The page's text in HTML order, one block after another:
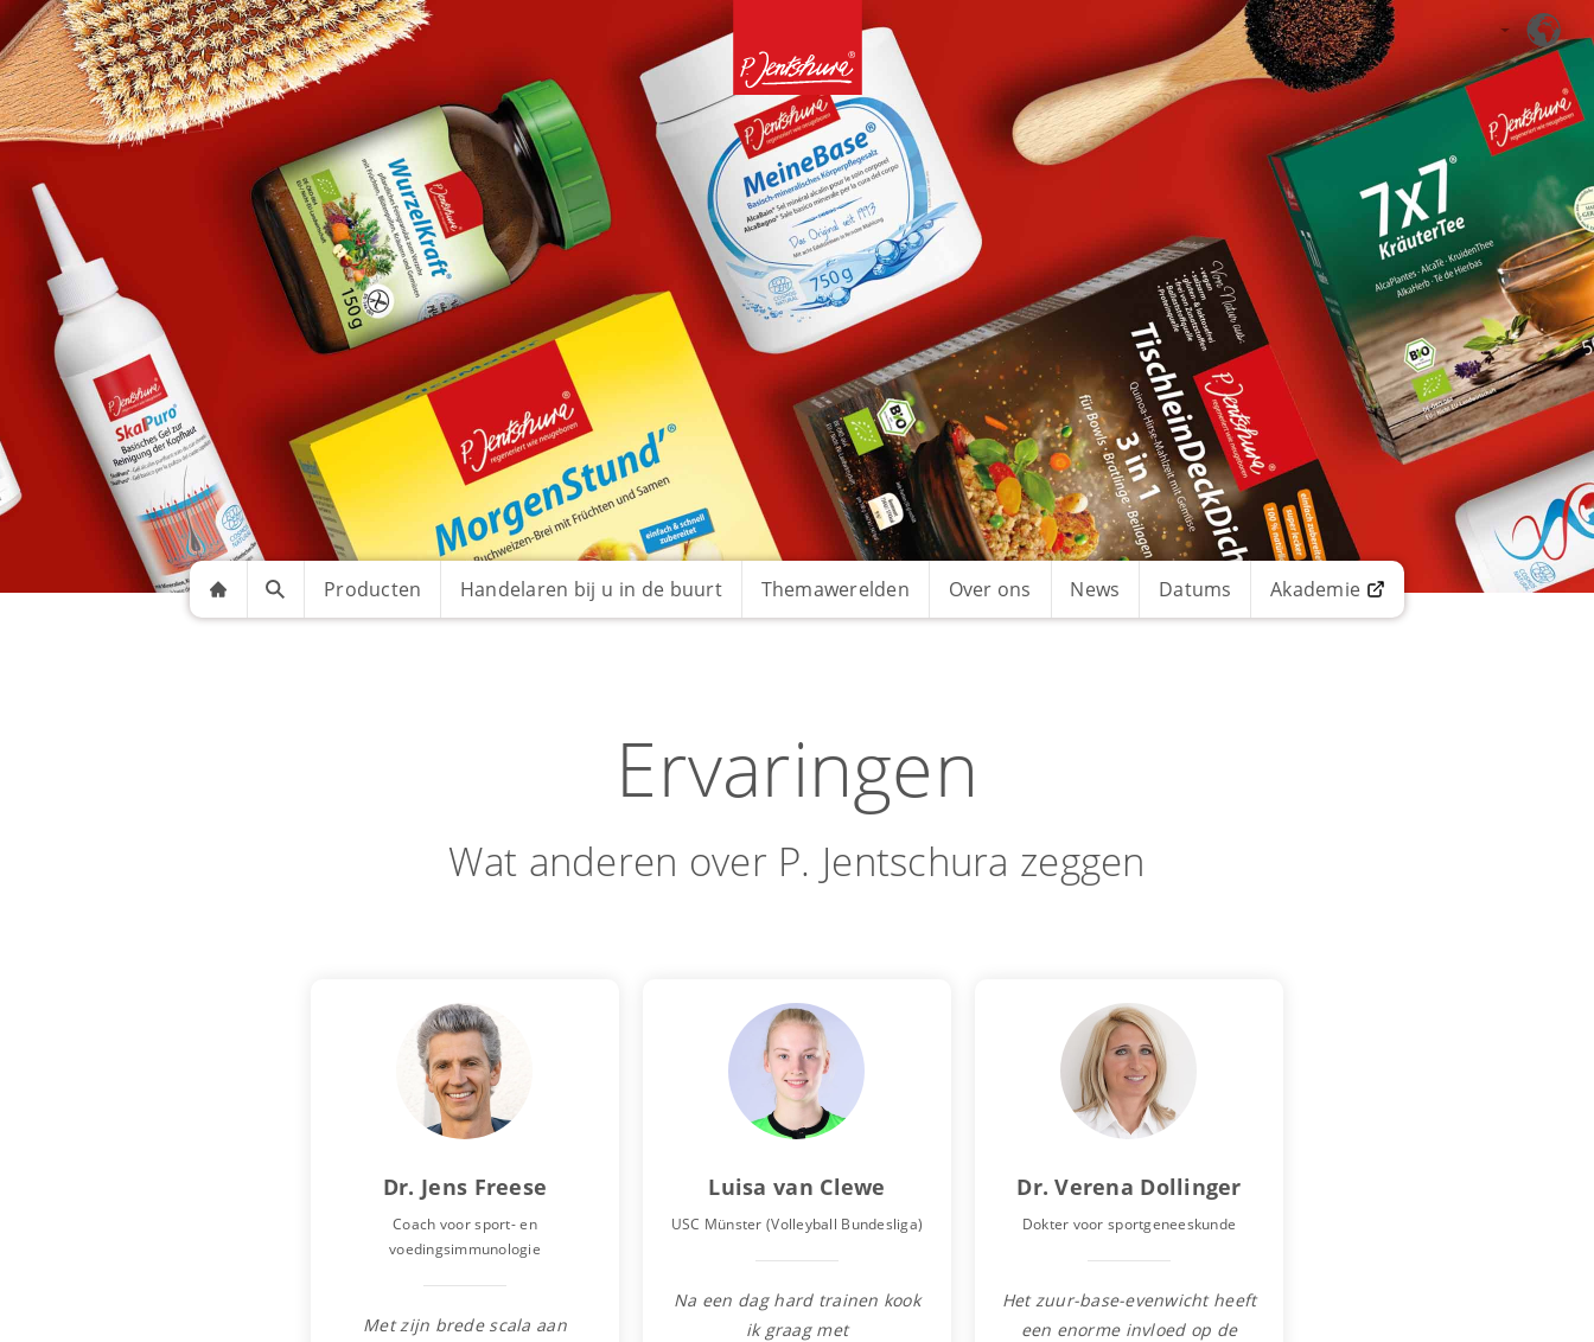
Producten Handelaren bij u in de buurt Themawerelden Over ons News Datums Akademie
Ervaringen
Wat anderen over P. Jentschura zeggen
Dr. Jens Freese
Coach voor sport- en
voedingsimmunologie
Met zijn brede scala aan
Luisa van Clewe
USC Münster (Volleyball Bundesliga)
Na een dag hard trainen kook
ik graag met
Dr. Verena Dollinger
Dokter voor sportgeneeskunde
Het zuur-base-evenwicht heeft
een enorme invloed op de